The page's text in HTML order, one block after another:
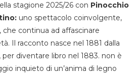
stagione 2025/26 con Pinocchio
uno spettacolo coinvolgente,
continua ad affascinare
Il racconto nasce nel 1881 dalla
per diventare libro nel 1883. non è
inquieto di un’anima di legno